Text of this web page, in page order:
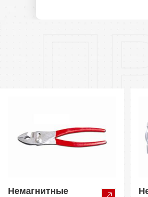
Немагнитные